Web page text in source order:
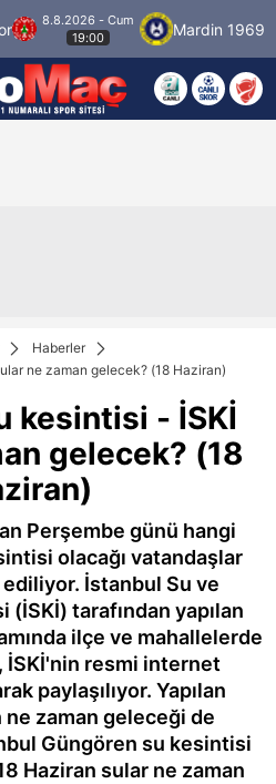
8.8.2026 - Cum
19:00
Mardin 1969 Spor
Haberler
ne zaman gelecek? (18 Haziran)
kesintisi - İSKİ
gelecek? (18
Perşembe günü hangi
olacağı vatandaşlar
İstanbul Su ve
(İSKİ) tarafından yapılan
ilçe ve mahallelerde
İSKİ'nin resmi internet
paylaşılıyor. Yapılan
ne zaman geleceği de
Güngören su kesintisi
Haziran sular ne zaman